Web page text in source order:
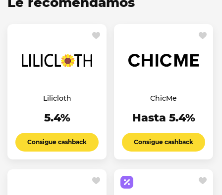
Lilicloth
5.4%
Consigue cashback
ChicMe
Hasta 5.4%
Consigue cashback